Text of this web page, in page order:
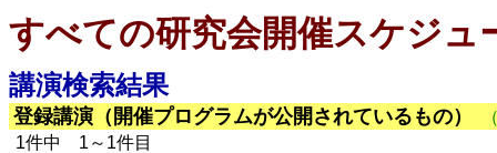
すべての研究会開催スケジュ
講演検索結果
登録講演（開催プログラムが公開されているもの）
1件中 1～1件目